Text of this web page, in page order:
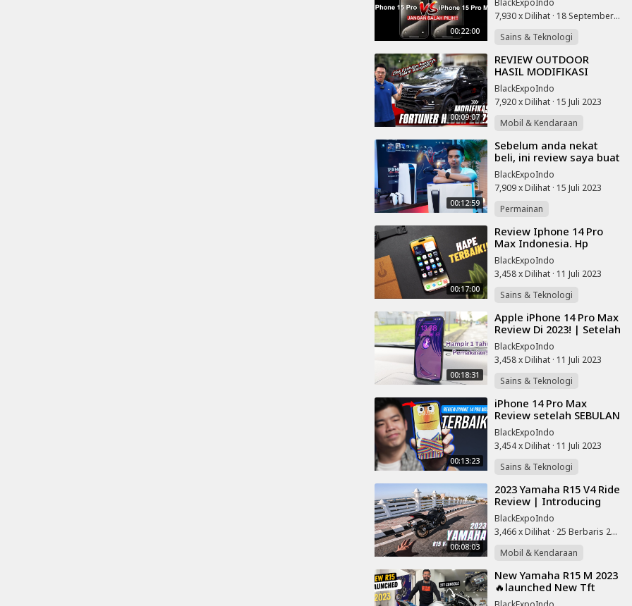
00:22:00
Order & Breakdown
Spesifikasi! 20
BlackExpoIndo
7,930 x Dilihat · 18 September 2023
Sains & Teknologi
00:09:07
⁣REVIEW OUTDOOR
HASIL MODIFIKASI
FORTUNER HEDON ALA
DETAILING BROTHERS!!
BlackExpoIndo
7,920 x Dilihat · 15 Juli 2023
Mobil & Kendaraan
00:12:59
⁣Sebelum anda nekat
beli, ini review saya buat
PS5 (Playstation 5).
BlackExpoIndo
7,909 x Dilihat · 15 Juli 2023
Permainan
00:17:00
⁣Review Iphone 14 Pro
Max Indonesia. Hp
Terbaik Di Tahun 2023!
BlackExpoIndo
3,458 x Dilihat · 11 Juli 2023
Sains & Teknologi
00:18:31
⁣Apple iPhone 14 Pro Max
Review Di 2023! | Setelah
Hampir 1 Tahun Pakai!
BlackExpoIndo
3,458 x Dilihat · 11 Juli 2023
Sains & Teknologi
00:13:23
⁣iPhone 14 Pro Max
Review setelah SEBULAN
🙃
BlackExpoIndo
3,454 x Dilihat · 11 Juli 2023
Sains & Teknologi
00:08:03
⁣2023 Yamaha R15 V4 Ride
Review | Introducing
New Matte Black With
Golden Rims | Worth
Buying?
BlackExpoIndo
3,466 x Dilihat · 25 Berbaris 2023
Mobil & Kendaraan
⁣New Yamaha R15 M 2023
🔥launched New Tft
Display | Detailed